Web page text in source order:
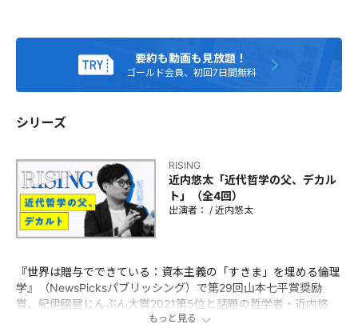
要約も動画も見放題！
ゴールド会員、初回7日間無料
シリーズ
RISING
近内悠太「近代哲学の父、デカル
ト」（全4回）
出演者： /近内悠太
『世界は贈与でできている：資本主義の「すきま」を埋める倫理
学』（NewsPicksパブリッシング）で第29回山本七平賞奨励
賞、紀伊國屋じんぶん大賞2021第5位と話題の哲学者・近内悠
太。ウィトゲンシュタインを専門とする近内氏が、西洋哲学を知
もっと見る